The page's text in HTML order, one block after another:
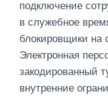
подключение
в служебное
блокировщики на
Электронная
закодированный
внутренние